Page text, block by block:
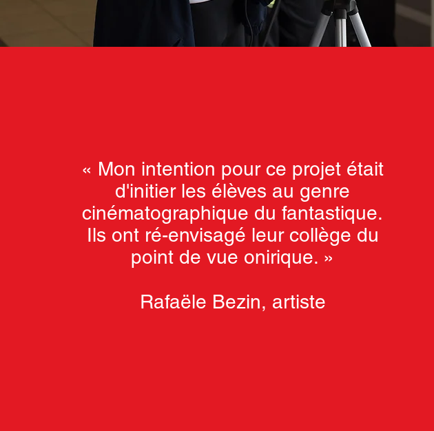
« Mon intention pour ce projet était
d'initier les élèves au genre
cinématographique du fantastique.
Ils ont ré-envisagé leur collège du
point de vue onirique. »
Rafaële Bezin, artiste